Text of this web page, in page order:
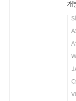
개